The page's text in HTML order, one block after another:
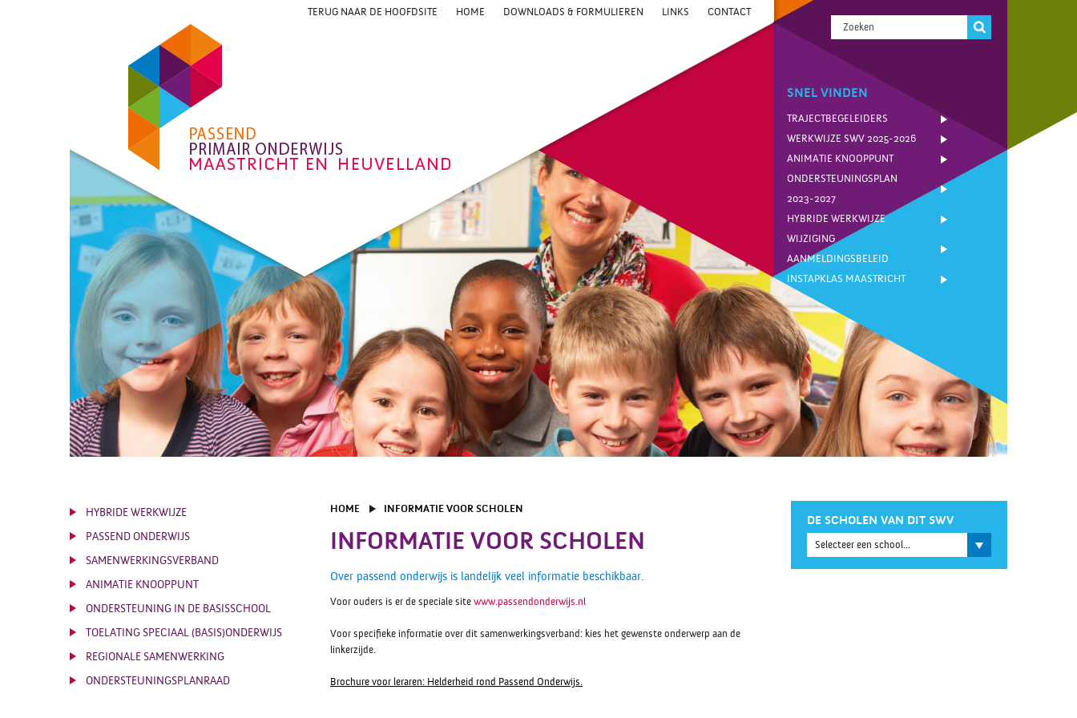
TERUG NAAR DE HOOFDSITE HOME DOWNLOADS & FORMULIEREN LINKS CONTACT
SNEL VINDEN
TRAJECTBEGELEIDERS
WERKWIJZE SWV 2025-2026
ANIMATIE KNOOPPUNT
ONDERSTEUNINGSPLAN
2023-2027
HYBRIDE WERKWIJZE
WIJZIGING
AANMELDINGSBELEID
INSTAPKLAS MAASTRICHT
HYBRIDE WERKWIJZE
PASSEND ONDERWIJS
SAMENWERKINGSVERBAND
ANIMATIE KNOOPPUNT
ONDERSTEUNING IN DE BASISSCHOOL
TOELATING SPECIAAL (BASIS)ONDERWIJS
REGIONALE SAMENWERKING
ONDERSTEUNINGSPLANRAAD
HOME INFORMATIE VOOR SCHOLEN
INFORMATIE VOOR SCHOLEN
Over passend onderwijs is landelijk veel informatie beschikbaar.
Voor ouders is er de speciale site www.passendonderwijs.nl
Voor specifieke informatie over dit samenwerkingsverband: kies het gewenste onderwerp aan de
linkerzijde.
Brochure voor leraren: Helderheid rond Passend Onderwijs.
DE SCHOLEN VAN DIT SWV